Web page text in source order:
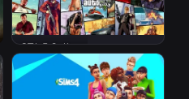
GTA 5 Online